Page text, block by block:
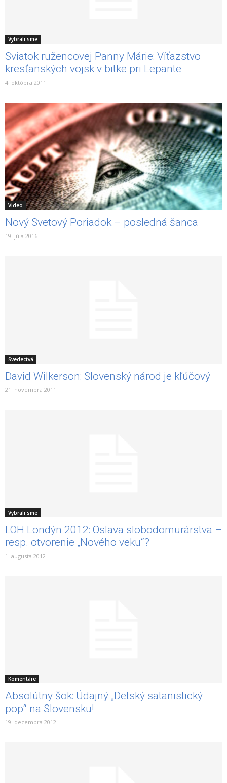
Vybrali sme
Sviatok ružencovej Panny Márie: Víťazstvo
kresťanských vojsk v bitke pri Lepante
4. októbra 2011
Video
Nový Svetový Poriadok – posledná šanca
19. júla 2016
Svedectvá
David Wilkerson: Slovenský národ je kľúčový
21. novembra 2011
Vybrali sme
LOH Londýn 2012: Oslava slobodomurárstva –
resp. otvorenie „Nového veku“?
1. augusta 2012
Komentáre
Absolútny šok: Údajný „Detský satanistický
pop“ na Slovensku!
19. decembra 2012